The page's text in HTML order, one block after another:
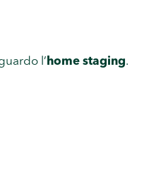
l’ home staging.